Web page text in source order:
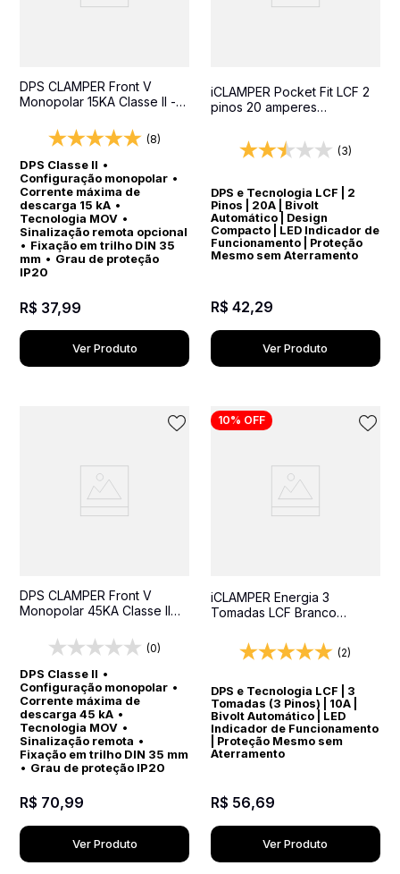
DPS CLAMPER Front V
Monopolar 15KA Classe II -
quadros elétricos
(8)
DPS Classe II •
Configuração monopolar •
Corrente máxima de
descarga 15 kA •
Tecnologia MOV •
Sinalização remota opcional
• Fixação em trilho DIN 35
mm • Grau de proteção
IP20
R$ 37,99
Ver Produto
iCLAMPER Pocket Fit LCF 2
pinos 20 amperes
Elétrico DPS Bivolt
(3)
DPS e Tecnologia LCF | 2
Pinos | 20A | Bivolt
Automático | Design
Compacto | LED Indicador de
Funcionamento | Proteção
Mesmo sem Aterramento
R$ 42,29
Ver Produto
DPS CLAMPER Front V
Monopolar 45KA Classe II
para quadros elétricos(0)
DPS Classe II •
Configuração monopolar •
Corrente máxima de
descarga 45 kA •
Tecnologia MOV •
Sinalização remota •
Fixação em trilho DIN 35 mm
• Grau de proteção IP20
R$ 70,99
Ver Produto
10% OFF
iCLAMPER Energia 3
Tomadas LCF Branco
(2)
DPS e Tecnologia LCF | 3
Tomadas (3 Pinos) | 10A |
Bivolt Automático | LED
Indicador de Funcionamento
| Proteção Mesmo sem
Aterramento
R$ 56,69
Ver Produto